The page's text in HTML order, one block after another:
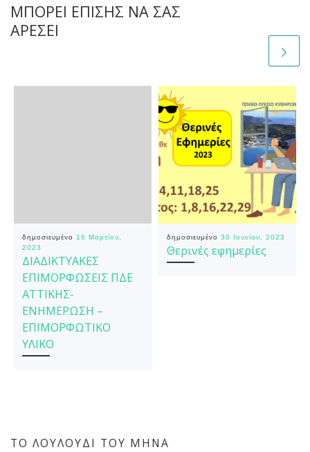
ΜΠΟΡΕΊ ΕΠΊΣΗΣ ΝΑ ΣΑΣ
ΑΡΈΣΕΙ
δημοσιευμένο
16 Μαρτίου,
2023
ΔΙΑΔΙΚΤΥΑΚΕΣ
ΕΠΙΜΟΡΦΩΣΕΙΣ ΠΔΕ
ΑΤΤΙΚΗΣ-
ΕΝΗΜΕΡΩΣΗ –
ΕΠΙΜΟΡΦΩΤΙΚΟ
ΥΛΙΚΟ
δημοσιευμένο 30 Ιουνίου, 2023
Θερινές εφημερίες
ΤΟ ΛΟΥΛΟΎΔΙ ΤΟΥ ΜΉΝΑ